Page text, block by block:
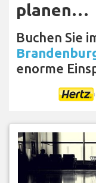
planen…
Buchen Sie
enorme